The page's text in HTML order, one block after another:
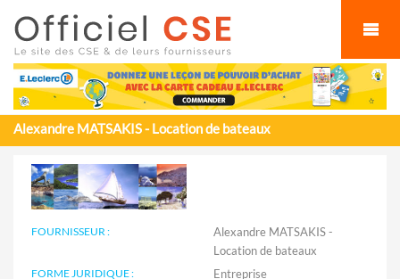
Alexandre MATSAKIS - Location de bateaux
FOURNISSEUR :
Alexandre MATSAKIS -
Location de bateaux
FORME JURIDIQUE : Entreprise